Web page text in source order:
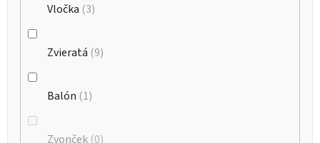
Vločka 3
Zvieratá 9
Balón 1
Zvonček 0